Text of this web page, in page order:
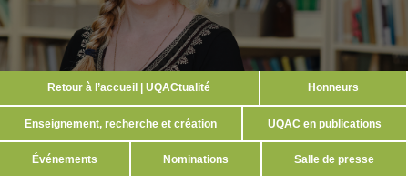
Retour à l’accueil | UQACtualité Honneurs
Enseignement, recherche et création UQAC en publications
Événements Nominations Salle de presse